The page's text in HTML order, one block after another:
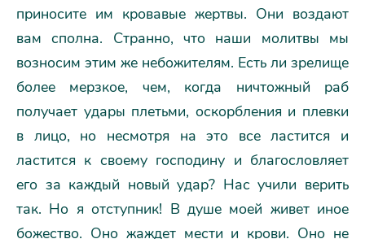
приносите им кровавые жертвы. Они воздают
вам сполна. Странно, что наши молитвы мы
возносим этим же небожителям. Есть ли зрелище
более мерзкое, чем, когда ничтожный раб
получает удары плетьми, оскорбления и плевки
в лицо, но несмотря на это все ластится и
ластится к своему господину и благословляет
его за каждый новый удар? Hас учили верить
так. Hо я отступник! В душе моей живет иное
божество. Оно жаждет мести и крови. Оно не